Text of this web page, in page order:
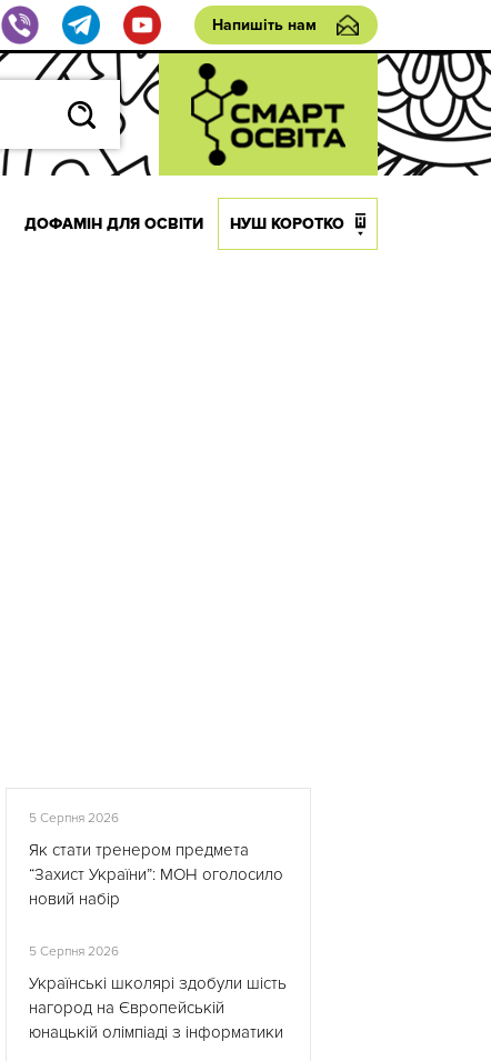
Напишіть нам
ДОФАМІН ДЛЯ ОСВІТИ НУШ КОРОТКО
5 Серпня 2026
Як стати тренером предмета
“Захист України”: МОН оголосило
новий набір
5 Серпня 2026
Українські школярі здобули шість
нагород на Європейській
юнацькій олімпіаді з інформатики